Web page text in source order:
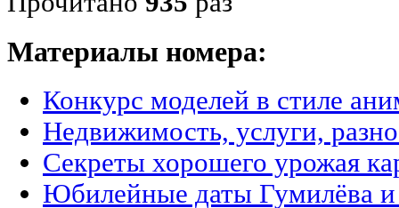
Материалы номера:
Конкурс моделей в стиле
Недвижимость, услуги,
Секреты хорошего урожая
Юбилейные даты Гумилёва